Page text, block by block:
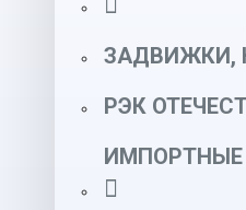
ЗАДВИЖКИ,
РЭК